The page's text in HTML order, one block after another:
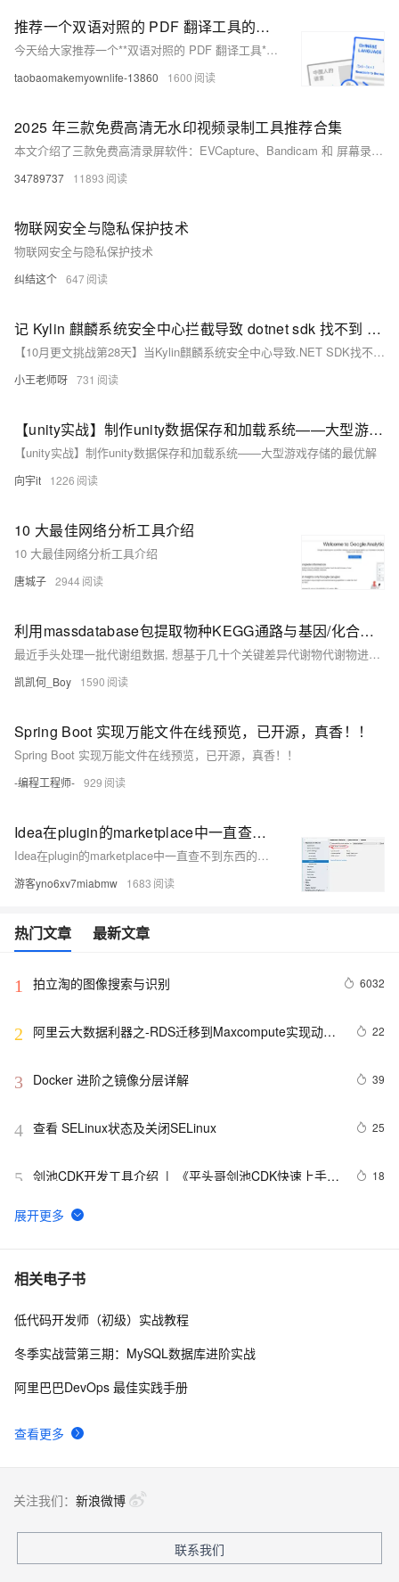
推荐一个双语对照的 PDF 翻译工具的开源项目：PDFMathTranslate
今天给大家推荐一个**双语对照的 PDF 翻译工具**的开源项目：PDFMathTranslate 。
taobaomakemyownlife-13860 1600
2025 年三款免费高清无水印视频录制工具推荐合集
本文介绍了三款免费高清录屏软件：EVCapture、Bandicam 和 屏幕录像机(oCam)。EVCapture 功能强大，支持视频录制与直播，提供分屏录制、实时按键显示等；Bandicam 适合游戏录屏，可自定义录制区域并添加Logo，还支持音频和摄像头设置；oCam 小巧灵活，支持多种视频格式（如GIF、MP4等）及音频、截图功能。三者均无水印，画质清晰，满足不同录屏需求。资源地址已提供，可供下载体验。
34789737 11893
物联网安全与隐私保护技术
物联网安全与隐私保护技术
纠结这个 647
记 Kylin 麒麟系统安全中心拦截导致 dotnet sdk 找不到 OpenSsl 构建失败
【10月更文挑战第28天】当Kylin麒麟系统安全中心导致.NET SDK找不到OpenSsl并构建失败时，可从检查安全中心拦截规则、确认OpenSsl安装和配置、验证.NET SDK配置及重新构建项目四个方面入手解决。包括查看拦截记录、调整拦截策略、检查OpenSsl安装与库文件路径、配置.NET SDK依赖及环境变量等步骤。
小王老师呀 731
【unity实战】制作unity数据保存和加载系统——大型游戏存储的最优解
【unity实战】制作unity数据保存和加载系统——大型游戏存储的最优解
向宇it 1226
10 大最佳网络分析工具介绍
10 大最佳网络分析工具介绍
唐城子 2944
利用massdatabase包提取物种KEGG通路与基因/化合物对应信息
最近手头处理一批代谢组数据, 想基于几十个关键差异代谢物代谢物进行下KEGG富集，能想到有两种方式解决，一种常用方式就是基于MetaboAnalyst在线富集，另一种就是解析出该物种的通路与代谢物的对应关系文件，然后用Y叔叔的Clusterprofiler包富集。经一番搜索，massdatabase包可帮我们轻松获得这个文件。 作者：凯凯何_Boy 链接：https://www.jianshu.com/p/654784925903 来源：简书 著作权归作者所有。商业转载请联系作者获得授权，非商业转载请注明出处。
凯凯何_Boy 1590
Spring Boot 实现万能文件在线预览，已开源，真香！！
Spring Boot 实现万能文件在线预览，已开源，真香！！
-编程工程师- 929
Idea在plugin的marketplace中一直查不到东西的解决途径
Idea在plugin的marketplace中一直查不到东西的解决途径
游客yno6xv7miabmw 1683
热门文章 最新文章
1 拍立淘的图像搜索与识别 6032
2
阿里云大数据利器之-RDS迁移到Maxcompute实现动态
22
3 Docker 进阶之镜像分层详解 39
4 查看 SELinux状态及关闭SELinux 25
5 剑池CDK开发工具介绍  |  《平头哥剑池CDK快速上手指
18
6 WebAssembly 在 MOSN 中的实践 - 基础框架篇
7 userdel使用说明
8 自己看系统的“系统还原”
相关电子书
查看更多
低代码开发师（初级）实战教程
冬季实战营第三期：MySQL数据库进阶实战
阿里巴巴DevOps 最佳实践手册
关注我们： 新浪微博
联系我们